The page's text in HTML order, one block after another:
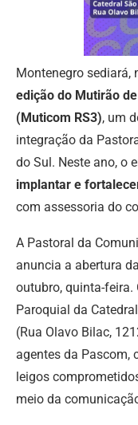
Montenegro sediará,
edição do Mutirão
(Muticom RS3), um
integração da
do Sul. Neste ano, o
implantar e
com assessoria do
A Pastoral da
anuncia a abertura
outubro, quinta-feira.
Paroquial da
(Rua Olavo Bilac,
agentes da Pascom,
leigos
meio da